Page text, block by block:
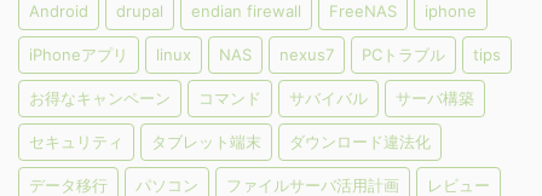
Android drupal endian firewall FreeNAS iphone
iPhoneアプリ linux NAS nexus7 PCトラブル tips
お得なキャンペーン コマンド サバイバル サーバ構築
セキュリティ タブレット端末 ダウンロード違法化
データ移行 パソコン ファイルサーバ活用計画 レビュー